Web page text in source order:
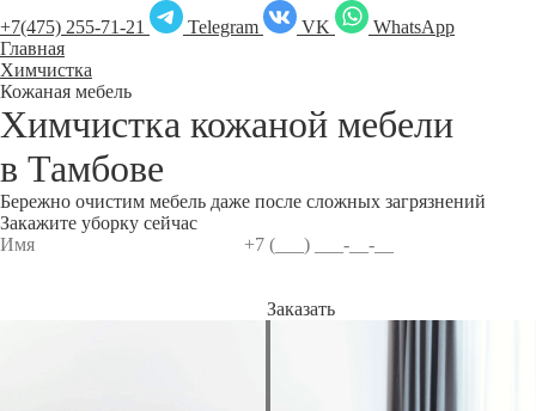
+7(475) 255-71-21
Telegram VK
WhatsApp
Главная
Химчистка
Кожаная мебель
Химчистка кожаной мебели
в Тамбове
Бережно очистим мебель даже после сложных загрязнений
Закажите уборку сейчас
Заказать